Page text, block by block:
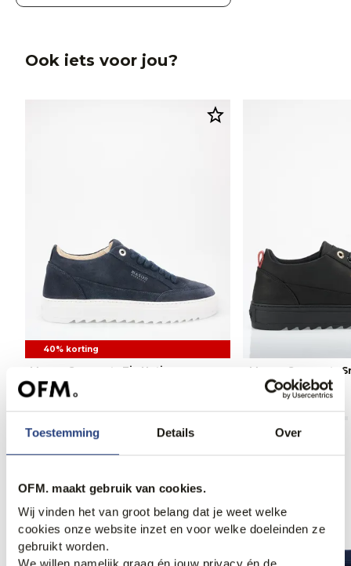
Toestemming Details Over
OFM. maakt gebruik van cookies.
Wij vinden het van groot belang dat je weet welke
cookies onze website inzet en voor welke doeleinden ze
gebruikt worden.
Ook iets voor jou?
40% korting
Mason Garments Tia Nativo
Sneakers
285,00
170,95
Mason Garments
299,00
Anderen bekeken ook